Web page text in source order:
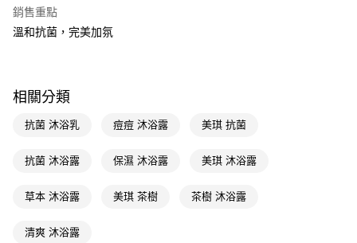
Google Pay
AFTEE先享後付是「在收到商品之後才付款」的支付方式。 讓您購物簡單
１．簡單：不需註冊會員、不需綁卡、不需儲值。
１．於結帳方式選擇「AFTEE先享後付」後，將跳轉至「AFTEE先享後付」
３．收到繳費通知簡訊後14天內，點擊此簡訊中的連結，可透過四大超商／
即享券
運送方式
全家取貨付款
每筆NT$65，滿NT$390(含以上)免運費
銷售重點
溫和抗菌，完美加氛
相關分類
抗菌 沐浴乳 痘痘 沐浴露 美琪 抗菌
抗菌 沐浴露 保濕 沐浴露 美琪 沐浴露
草本 沐浴露 美琪 茶樹 茶樹 沐浴露
清爽 沐浴露